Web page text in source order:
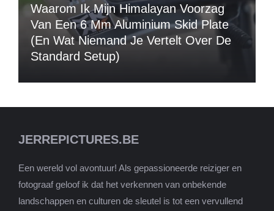
Waarom Ik Mijn Himalayan Voorzag
Van Een 6 Mm Aluminium Skid Plate
(en Wat Niemand Je Vertelt Over De
Standard Setup)
JERREPICTURES.BE
Een wereld vol avontuur! Als gepassioneerde reiziger en
fotograaf geloof ik dat het verkennen van onbekende
landschappen en culturen de sleutel is tot een vervullend